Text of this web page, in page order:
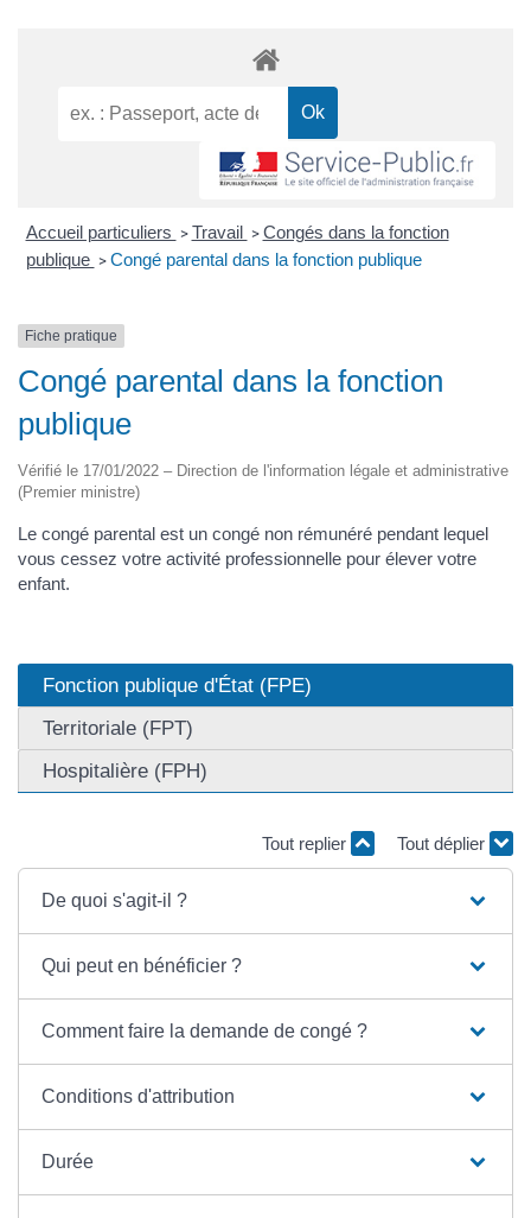
Accueil particuliers > Travail > Congés dans la fonction
publique > Congé parental dans la fonction publique
Fiche pratique
Congé parental dans la fonction
publique
Vérifié le 17/01/2022 – Direction de l'information légale et administrative
(Premier ministre)
Le congé parental est un congé non rémunéré pendant lequel
vous cessez votre activité professionnelle pour élever votre
enfant.
Fonction publique d'État (FPE)
Territoriale (FPT)
Hospitalière (FPH)
Tout replier Tout déplier
De quoi s'agit-il ?
Qui peut en bénéficier ?
Comment faire la demande de congé ?
Conditions d'attribution
Durée